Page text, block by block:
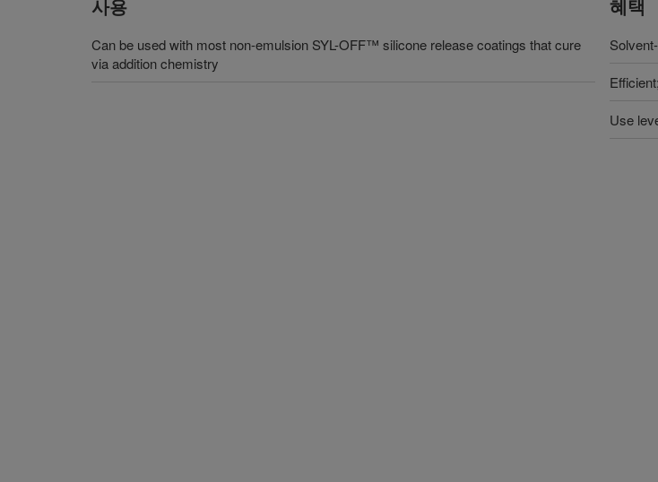
사용
Can be used with most non-emulsion SYL-OFF™ silicone release coatings that cure
via addition chemistry
혜택
Use